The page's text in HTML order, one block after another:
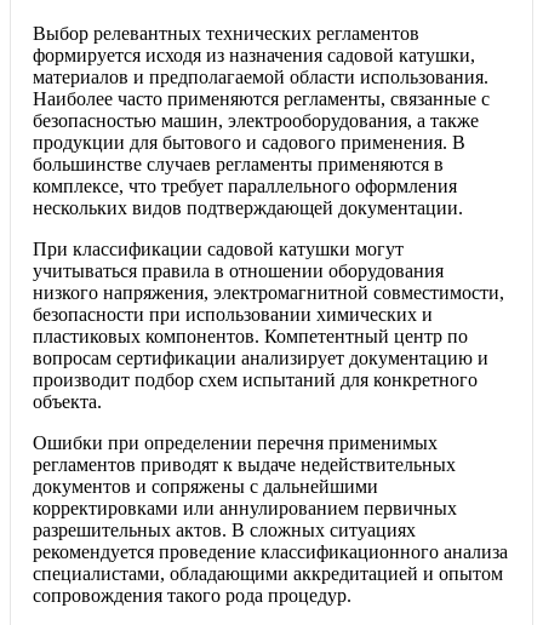
Выбор релевантных технических регламентов
формируется исходя из назначения садовой катушки,
материалов и предполагаемой области использования.
Наиболее часто применяются регламенты, связанные с
безопасностью машин, электрооборудования, а также
продукции для бытового и садового применения. В
большинстве случаев регламенты применяются в
комплексе, что требует параллельного оформления
нескольких видов подтверждающей документации.
При классификации садовой катушки могут
учитываться правила в отношении оборудования
низкого напряжения, электромагнитной совместимости,
безопасности при использовании химических и
пластиковых компонентов. Компетентный центр по
вопросам сертификации анализирует документацию и
производит подбор схем испытаний для конкретного
объекта.
Ошибки при определении перечня применимых
регламентов приводят к выдаче недействительных
документов и сопряжены с дальнейшими
корректировками или аннулированием первичных
разрешительных актов. В сложных ситуациях
рекомендуется проведение классификационного анализа
специалистами, обладающими аккредитацией и опытом
сопровождения такого рода процедур.